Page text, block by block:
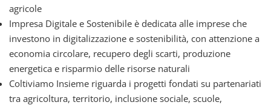
agricole
Impresa Digitale e Sostenibile è dedicata alle imprese che
investono in digitalizzazione e sostenibilità, con attenzione a
economia circolare, recupero degli scarti, produzione
energetica e risparmio delle risorse naturali
Coltiviamo Insieme riguarda i progetti fondati su partenariati
tra agricoltura, territorio, inclusione sociale, scuole,